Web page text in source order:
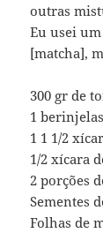
outras
Eu usei
[matcha],
300 gr de
1
1 1 1/2
1/2 xícara
2 porções
Sementes
Folhas de